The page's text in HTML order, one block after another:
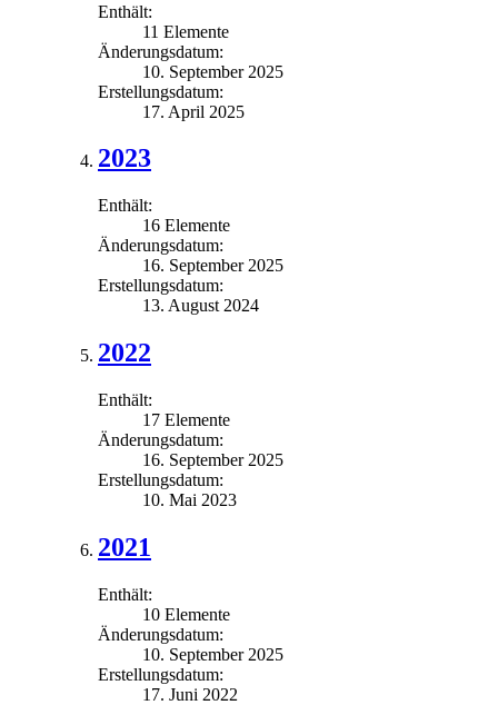
Enthält:
11 Elemente
Änderungsdatum:
10. September 2025
Erstellungsdatum:
17. April 2025
2023
Enthält:
16 Elemente
Änderungsdatum:
16. September 2025
Erstellungsdatum:
13. August 2024
2022
Enthält:
17 Elemente
Änderungsdatum:
16. September 2025
Erstellungsdatum:
10. Mai 2023
2021
Enthält:
10 Elemente
Änderungsdatum:
10. September 2025
Erstellungsdatum:
17. Juni 2022